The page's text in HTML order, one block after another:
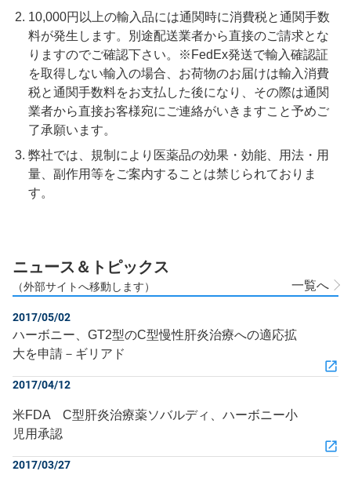
10,000円以上の輸入品には通関時に消費税と通関手数
料が発生します。別途配送業者から直接のご請求とな
りますのでご確認下さい。※FedEx発送で輸入確認証
を取得しない輸入の場合、お荷物のお届けは輸入消費
税と通関手数料をお支払した後になり、その際は通関
業者から直接お客様宛にご連絡がいきますこと予めご
了承願います。
弊社では、規制により医薬品の効果・効能、用法・用
量、副作用等をご案内することは禁じられておりま
す。
ニュース＆トピックス
（外部サイトへ移動します） 一覧へ
2017/05/02
ハーボニー、GT2型のC型慢性肝炎治療への適応拡
大を申請－ギリアド
2017/04/12
米FDA C型肝炎治療薬ソバルディ、ハーボニー小
児用承認
2017/03/27